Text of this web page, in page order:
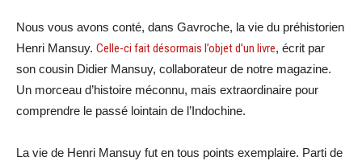
Nous vous avons conté, dans Gavroche, la vie du préhistorien
Henri Mansuy. Celle-ci fait désormais l’objet d’un livre, écrit par
son cousin Didier Mansuy, collaborateur de notre magazine.
Un morceau d’histoire méconnu, mais extraordinaire pour
comprendre le passé lointain de l’Indochine.
La vie de Henri Mansuy fut en tous points exemplaire. Parti de